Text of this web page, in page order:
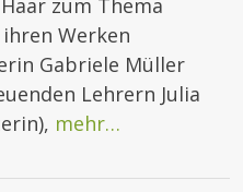
zum Thema
ihren Werken
Gabriele Müller
Lehrern Julia
mehr…